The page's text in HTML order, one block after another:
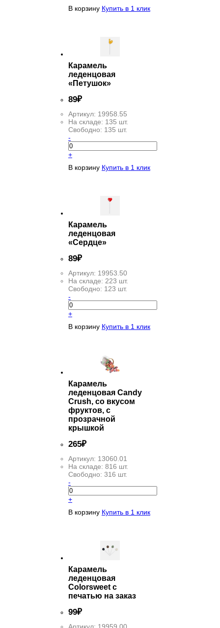
В корзину Купить в 1 клик
Карамель
леденцовая
«Петушок»
89₽
Артикул: 19958.55
На складе: 135 шт.
Свободно: 135 шт.
-
+
В корзину Купить в 1 клик
Карамель
леденцовая
«Сердце»
89₽
Артикул: 19953.50
На складе: 223 шт.
Свободно: 123 шт.
-
+
В корзину Купить в 1 клик
Карамель
леденцовая Candy
Crush, со вкусом
фруктов, с
прозрачной
крышкой
265₽
Артикул: 13060.01
На складе: 816 шт.
Свободно: 316 шт.
-
+
В корзину Купить в 1 клик
Карамель
леденцовая
Colorsweet с
печатью на заказ
99₽